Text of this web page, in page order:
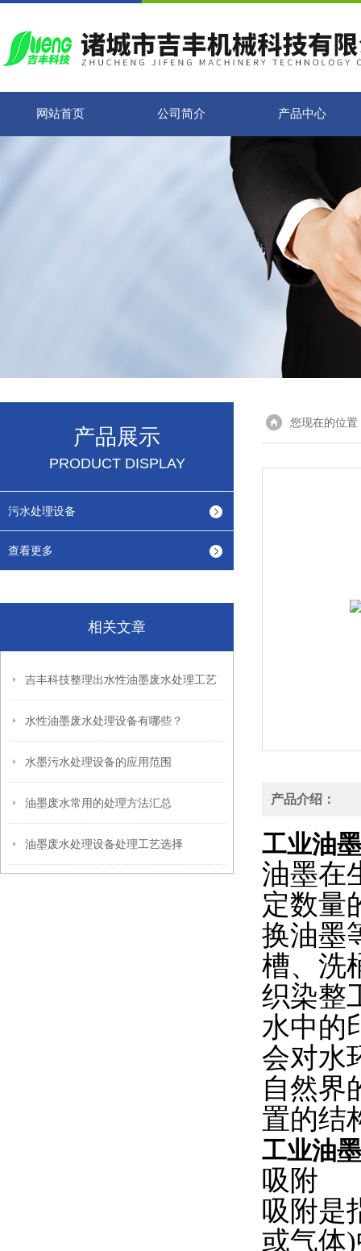
网站首页 公司简介 产品中心
产品展示
PRODUCT DISPLAY
污水处理设备
查看更多
相关文章
吉丰科技整理出水性油墨废水处理工艺
水性油墨废水处理设备有哪些？
水墨污水处理设备的应用范围
油墨废水常用的处理方法汇总
油墨废水处理设备处理工艺选择
您现在的位置
产品介绍：
工业油
油墨在
定数量
换油墨
槽、洗
织染整
水中的
会对水
自然界
置的结
工业油
吸附
吸附是
或气体